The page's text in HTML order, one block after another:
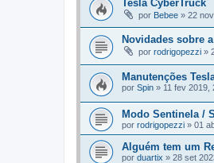
Tesla CyberTruck
por Bebee » 22
Novidades sobre
por rodrigopezzi »
Manutenções
por Spin » 11 fev 2019,
Modo Sentinela /
por rodrigopezzi » 01
Alguém tem um
por duartix » 28 set